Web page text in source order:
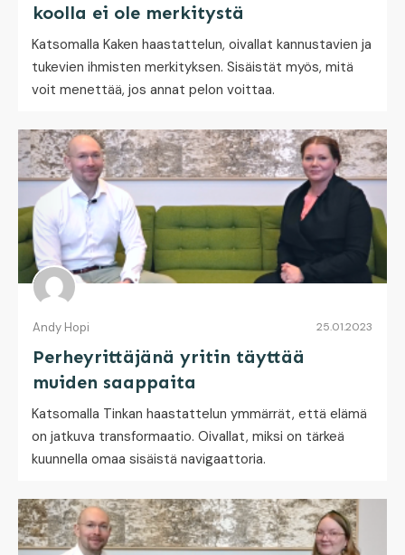
koolla ei ole merkitystä
Katsomalla Kaken haastattelun, oivallat kannustavien ja
tukevien ihmisten merkityksen. Sisäistät myös, mitä
voit menettää, jos annat pelon voittaa.
Andy Hopi 25.01.2023
Perheyrittäjänä yritin täyttää
muiden saappaita
Katsomalla Tinkan haastattelun ymmärrät, että elämä
on jatkuva transformaatio. Oivallat, miksi on tärkeä
kuunnella omaa sisäistä navigaattoria.